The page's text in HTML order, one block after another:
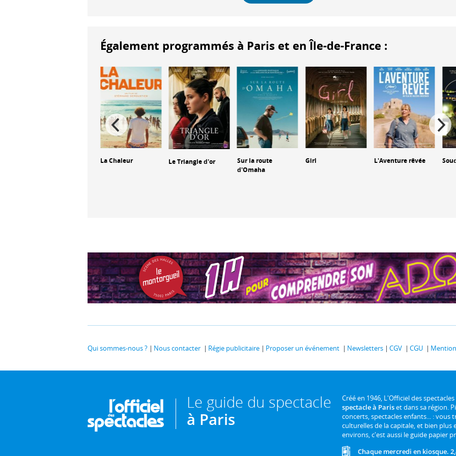
Également programmés à Paris et en Île-de-France :
La Chaleur Le Triangle d'or
Sur la route
d'Omaha
Girl L'Aventure rêvée
Qui sommes-nous ? Nous contacter Régie publicitaire Proposer un événement Newsletters CGV CGU
Le guide du spectacle
à Paris
Créé en 1946, L'Officiel des
spectacle à Pariset dans sa région.
concerts, spectacles enfants... :
culturelles de la capitale, et bien plus
environs, c'est aussi le guide papier
Chaque mercredi en kiosque.